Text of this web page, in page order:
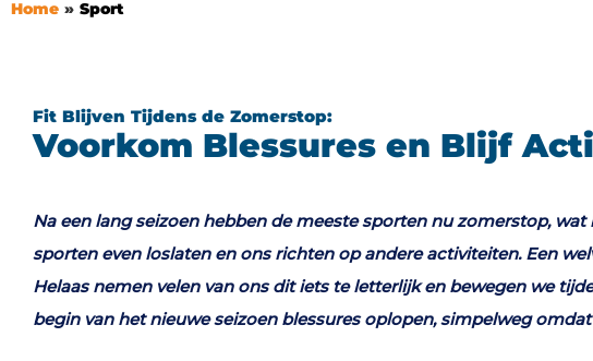
Home Sport
Fit Blijven Tijdens de Zomerstop:
Voorkom Blessures en Blijf
Na een lang seizoen hebben de meeste sporten nu zomerstop,
sporten even loslaten en ons richten op andere activiteiten. Een
Helaas nemen velen van ons dit iets te letterlijk en bewegen we
begin van het nieuwe seizoen blessures oplopen, simpelweg